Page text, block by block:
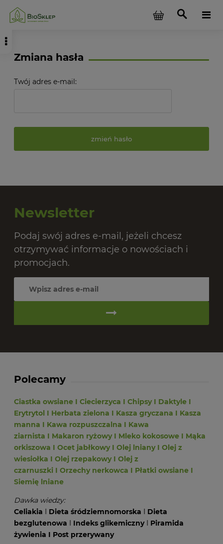
Zmiana hasła
Twój adres e-mail:
zmień hasło
Newsletter
Podaj swój adres e-mail, jeżeli chcesz
otrzymywać informacje o nowościach i
promocjach.
Polecamy
Ciastka owsiane I Ciecierzyca I ChipsyI Daktyle I
Erytrytol I Herbata zielona I Kasza gryczana I Kasza
manna I Kawa rozpuszczalna I Kawa
ziarnista I Makaron ryżowyI Mleko kokosowe I Mąka
orkiszowa I Ocet jabłkowyI Olej lnianyI Olej z
wiesiołka I Olej rzepakowyI Olej z
czarnuszki I Orzechy nerkowca I Płatki owsiane I
Siemię lniane
Dawka wiedzy:
Celiakia I Dieta śródziemnomorska I Dieta
bezglutenowa I Indeks glikemicznyI Piramida
żywienia I Post przerywany